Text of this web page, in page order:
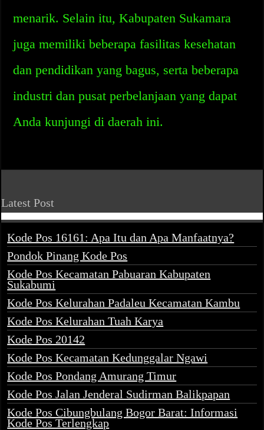
menarik. Selain itu, Kabupaten Sukamara
juga memiliki beberapa fasilitas kesehatan
dan pendidikan yang bagus, serta beberapa
industri dan pusat perbelanjaan yang dapat
Anda kunjungi di daerah ini.
Latest Post
Kode Pos 16161: Apa Itu dan Apa Manfaatnya?
Pondok Pinang Kode Pos
Kode Pos Kecamatan Pabuaran Kabupaten
Sukabumi
Kode Pos Kelurahan Padaleu Kecamatan Kambu
Kode Pos Kelurahan Tuah Karya
Kode Pos 20142
Kode Pos Kecamatan Kedunggalar Ngawi
Kode Pos Pondang Amurang Timur
Kode Pos Jalan Jenderal Sudirman Balikpapan
Kode Pos Cibungbulang Bogor Barat: Informasi
Kode Pos Terlengkap